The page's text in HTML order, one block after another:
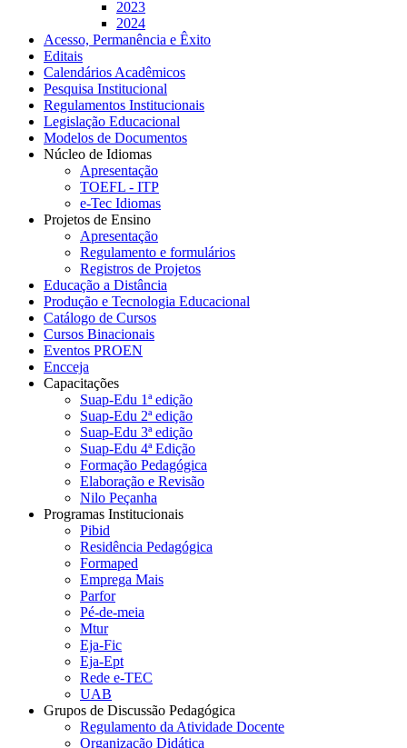
2023
2024
Acesso, Permanência e Êxito
Editais
Calendários Acadêmicos
Pesquisa Institucional
Regulamentos Institucionais
Legislação Educacional
Modelos de Documentos
Núcleo de Idiomas
Apresentação
TOEFL - ITP
e-Tec Idiomas
Projetos de Ensino
Apresentação
Regulamento e formulários
Registros de Projetos
Educação a Distância
Produção e Tecnologia Educacional
Catálogo de Cursos
Cursos Binacionais
Eventos PROEN
Encceja
Capacitações
Suap-Edu 1ª edição
Suap-Edu 2ª edição
Suap-Edu 3ª edição
Suap-Edu 4ª Edição
Formação Pedagógica
Elaboração e Revisão
Nilo Peçanha
Programas Institucionais
Pibid
Residência Pedagógica
Formaped
Emprega Mais
Parfor
Pé-de-meia
Mtur
Eja-Fic
Eja-Ept
Rede e-TEC
UAB
Grupos de Discussão Pedagógica
Regulamento da Atividade Docente
Organização Didática